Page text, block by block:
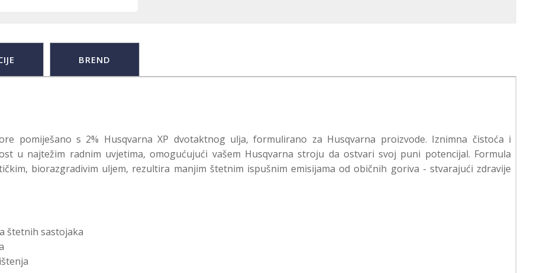
BREND
pomiješano s 2% Husqvarna XP dvotaktnog ulja, formulirano za Husqvarna proizvode. Iznimna čistoća i
u najtežim radnim uvjetima, omogućujući vašem Husqvarna stroju da ostvari svoj puni potencijal. Formula
biorazgradivim uljem, rezultira manjim štetnim ispušnim emisijama od običnih goriva - stvarajući zdravije
štetnih sastojaka